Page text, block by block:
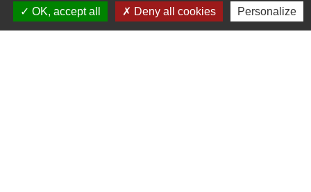
OK, accept all
Deny all cookies Personalize